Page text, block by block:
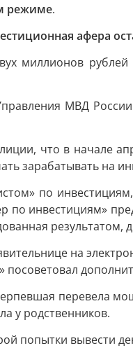
режиме.
афера
миллионов
МВД
что в начале
зарабатывать на
по
по инвестициям»
на
перевела
у родственников.
попытки вывести